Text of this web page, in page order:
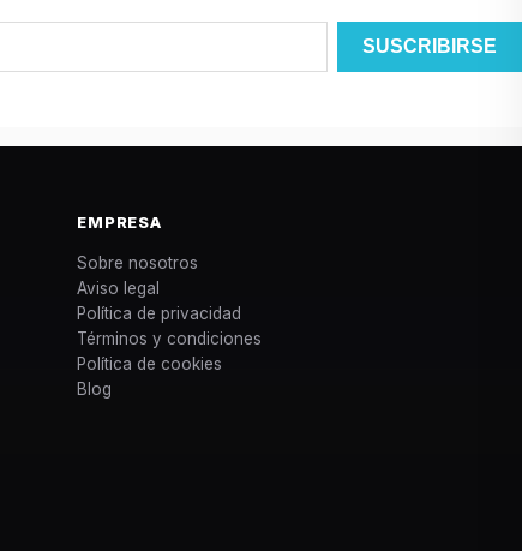
EMPRESA
Sobre nosotros
Aviso legal
Política de privacidad
Términos y condiciones
Política de cookies
Blog